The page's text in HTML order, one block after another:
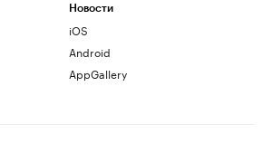
Новости
iOS
Android
AppGallery